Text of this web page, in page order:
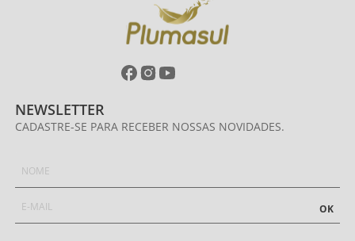
NEWSLETTER
CADASTRE-SE PARA RECEBER NOSSAS NOVIDADES.
OK